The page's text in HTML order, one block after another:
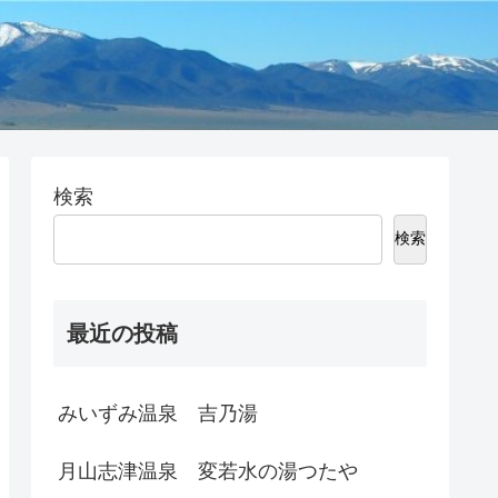
検索
検索
最近の投稿
みいずみ温泉 吉乃湯
月山志津温泉 変若水の湯つたや